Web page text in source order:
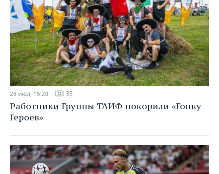
28 июл, 15:20 33
Работники Группы ТАИФ покорили «Гонку
Героев»